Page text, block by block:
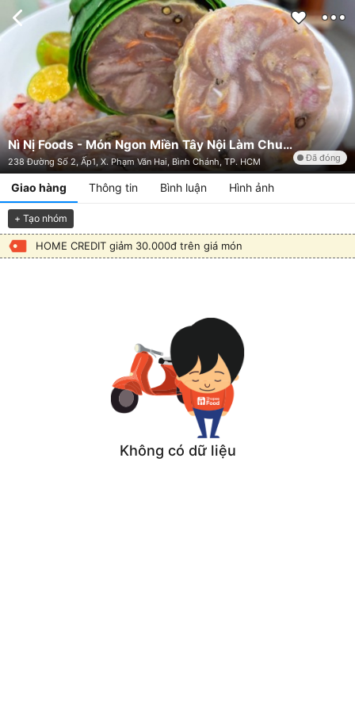
Nì Nị Foods - Món Ngon Miền Tây Nội Làm Chuẩn Vị Xưa - 238 Đường Số 2, Ấp1 - Shop Online
238 Đường Số 2, Ấp1, X. Phạm Văn Hai, Bình Chánh, TP. HCM Đã đóng
Giao hàng Thông tin Bình luận Hình ảnh
+ Tạo nhóm
HOME CREDIT giảm 30.000đ trên giá món
Không có dữ liệu